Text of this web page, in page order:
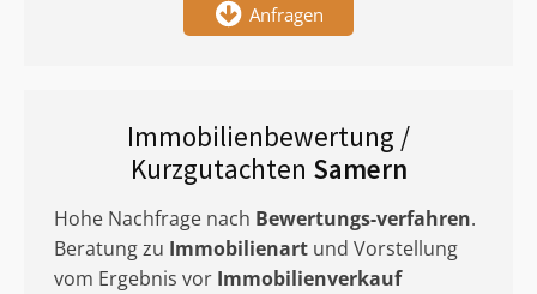
Anfragen
Immobilienbewertung /
Kurzgutachten Samern
Hohe Nachfrage nach Bewertungs-verfahren.
Beratung zu Immobilienart und Vorstellung
vom Ergebnis vor Immobilienverkauf